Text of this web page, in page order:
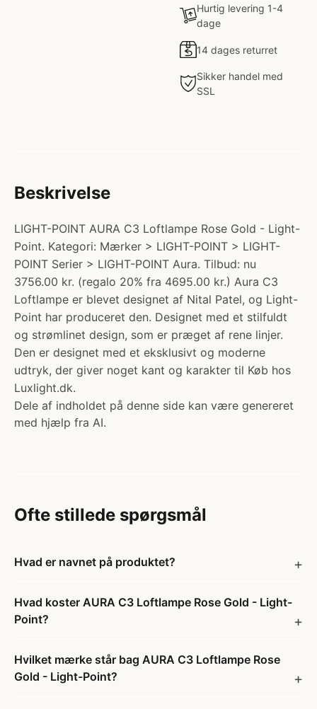
Hurtig levering 1-4
dage
14 dages returret
Sikker handel med
SSL
Beskrivelse
LIGHT-POINT AURA C3 Loftlampe Rose Gold - Light-
Point. Kategori: Mærker > LIGHT-POINT > LIGHT-
POINT Serier > LIGHT-POINT Aura. Tilbud: nu
3756.00 kr. (regalo 20% fra 4695.00 kr.) Aura C3
Loftlampe er blevet designet af Nital Patel, og Light-
Point har produceret den. Designet med et stilfuldt
og strømlinet design, som er præget af rene linjer.
Den er designet med et eksklusivt og moderne
udtryk, der giver noget kant og karakter til Køb hos
Luxlight.dk.
Dele af indholdet på denne side kan være genereret
med hjælp fra AI.
Ofte stillede spørgsmål
Hvad er navnet på produktet?
Hvad koster AURA C3 Loftlampe Rose Gold - Light-
Point?
Hvilket mærke står bag AURA C3 Loftlampe Rose
Gold - Light-Point?